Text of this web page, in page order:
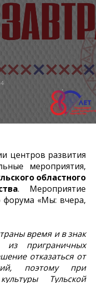
центров развития
мероприятия,
областного
. Мероприятие
форума «Мы: вчера,
время и в знак
из приграничных
отказаться от
поэтому при
Тульской